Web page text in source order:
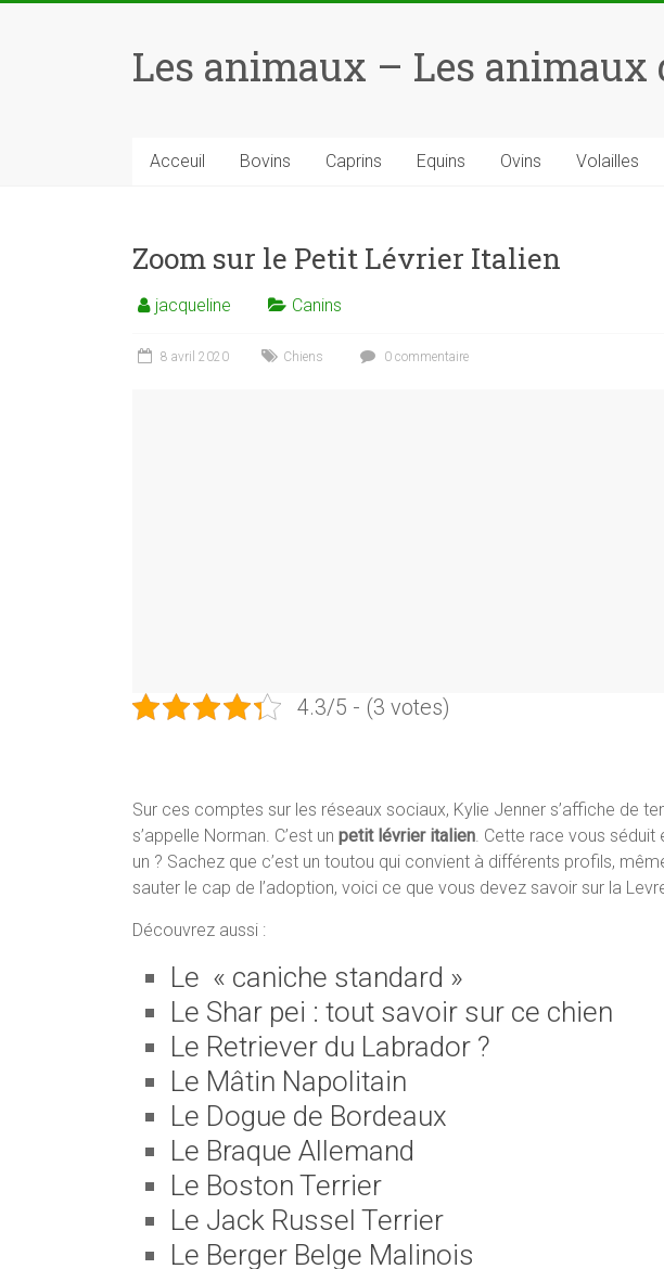
Les animaux – Les animaux
Acceuil Bovins Caprins Equins Ovins Volailles
Zoom sur le Petit Lévrier Italien
jacqueline Canins
8 avril 2020 Chiens 0 commentaire
4.3/5 - (3 votes)
Sur ces comptes sur les réseaux sociaux, Kylie Jenner s’affiche de
s’appelle Norman. C’est un petit lévrier italien. Cette race vous séduit
un ? Sachez que c’est un toutou qui convient à différents profils,
sauter le cap de l’adoption, voici ce que vous devez savoir sur la
Découvrez aussi :
Le « caniche standard »
Le Shar pei : tout savoir sur ce chien
Le Retriever du Labrador ?
Le Mâtin Napolitain
Le Dogue de Bordeaux
Le Braque Allemand
Le Boston Terrier
Le Jack Russel Terrier
Le Berger Belge Malinois